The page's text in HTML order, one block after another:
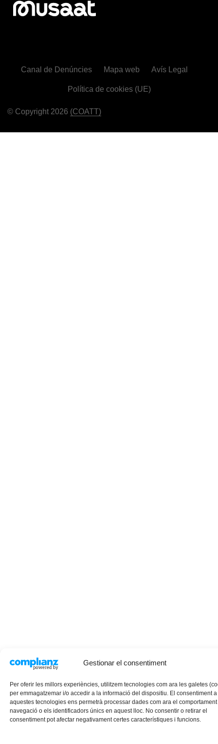
Gestionar el consentiment
Per oferir les millors experiències, utilitzem tecnologies com ara les galetes
per emmagatzemar i/o accedir a la informació del dispositiu. El consentiment a
aquestes tecnologies ens permetrà processar dades com ara el
navegació o els identificadors únics en aquest lloc. No consentir o retirar el
consentiment pot afectar negativament certes característiques i funcions.
© Copyright 2026 (COATT)
Canal de Denúncies Mapa web Avís Legal
Política de cookies (UE)